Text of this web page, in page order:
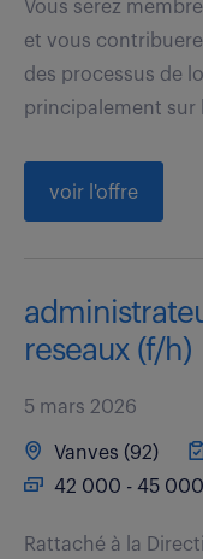
Vous serez
et vous
des processus de
principalement sur
voir l'offre
reseaux (f/h)
5 mars 2026
Vanves (92)
42 000 - 45
Rattaché à la